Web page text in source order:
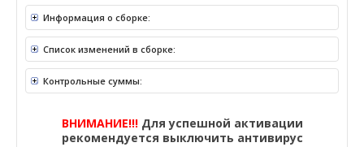
Информация о сборке:
Список изменений в сборке:
Контрольные суммы:
ВНИМАНИЕ!!!Для успешной активации
рекомендуется выключить антивирус